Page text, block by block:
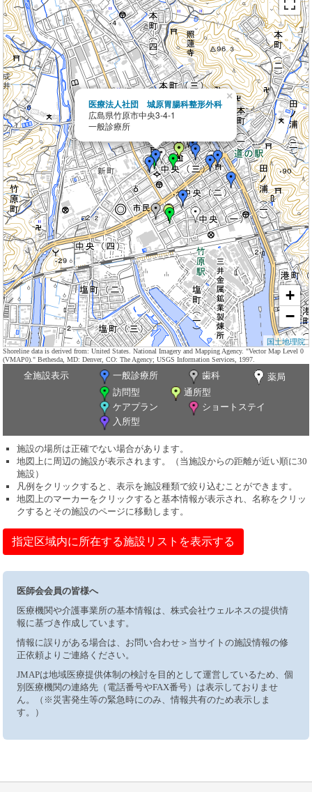
医療法人社団 城原胃腸科整形外科
広島県竹原市中央3-4-1
一般診療所
×
+
−
国土地理院
Shoreline data is derived from: United States. National Imagery and Mapping Agency. "Vector Map Level 0
(VMAP0)." Bethesda, MD: Denver, CO: The Agency; USGS Information Services, 1997.
全施設表示 一般診療所 歯科
薬局
訪問型
通所型
ケアプラン
ショートステイ
入所型
施設の場所は正確でない場合があります。
地図上に周辺の施設が表示されます。（当施設からの距離が近い順に30
施設）
凡例をクリックすると、表示を施設種類で絞り込むことができます。
地図上のマーカーをクリックすると基本情報が表示され、名称をクリッ
クするとその施設のページに移動します。
指定区域内に所在する施設リストを表示する
医師会会員の皆様へ
医療機関や介護事業所の基本情報は、株式会社ウェルネスの提供情
報に基づき作成しています。
情報に誤りがある場合は、お問い合わせ＞当サイトの施設情報の修
正依頼よりご連絡ください。
JMAPは地域医療提供体制の検討を目的として運営しているため、個
別医療機関の連絡先（電話番号やFAX番号）は表示しておりませ
ん。（※災害発生等の緊急時にのみ、情報共有のため表示しま
す。）